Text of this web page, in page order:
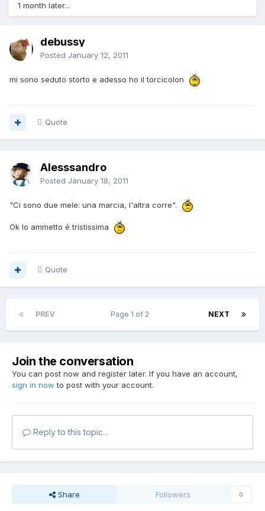
1 month later...
debussy
Posted January 12, 2011
mi sono seduto storto e adesso ho il torcicolon
Quote
Alesssandro
Posted January 18, 2011
"Ci sono due mele: una marcia, l'altra corre".
Ok lo ammetto é tristissima
Quote
PREV NEXT
Page 1 of 2
Join the conversation
You can post now and register later. If you have an account,
sign in now to post with your account.
Reply to this topic...
Share Followers 0